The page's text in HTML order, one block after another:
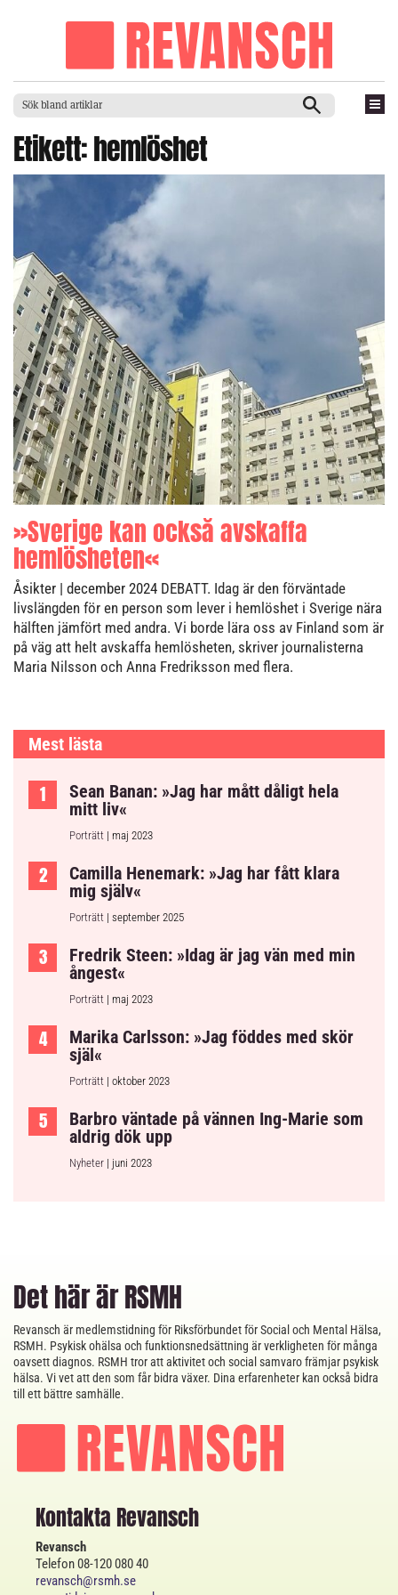
Etikett:hemlöshet
»Sverige kan också avskaffa
hemlösheten«
Åsikter | december 2024 DEBATT. Idag är den förväntade
livslängden för en person som lever i hemlöshet i Sverige nära
hälften jämfört med andra. Vi borde lära oss av Finland som är
på väg att helt avskaffa hemlösheten, skriver journalisterna
Maria Nilsson och Anna Fredriksson med flera.
Mest lästa
Sean Banan: »Jag har mått dåligt hela
mitt liv«
Porträtt | maj 2023
Camilla Henemark: »Jag har fått klara
mig själv«
Porträtt | september 2025
Fredrik Steen: »Idag är jag vän med min
ångest«
Porträtt | maj 2023
Marika Carlsson: »Jag föddes med skör
själ«
Porträtt | oktober 2023
Barbro väntade på vännen Ing-Marie som
aldrig dök upp
Nyheter | juni 2023
Det här är RSMH
Revansch är medlemstidning för Riksförbundet för Social och Mental Hälsa,
RSMH. Psykisk ohälsa och funktionsnedsättning är verkligheten för många
oavsett diagnos. RSMH tror att aktivitet och social samvaro främjar psykisk
hälsa. Vi vet att den som får bidra växer. Dina erfarenheter kan också bidra
till ett bättre samhälle.
Kontakta Revansch
Revansch
Telefon 08-120 080 40
revansch@rsmh.se